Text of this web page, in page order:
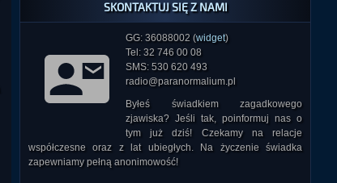
SKONTAKTUJ SIĘ Z NAMI
GG: 36088002 (widget)
Tel: 32 746 00 08
SMS: 530 620 493
radio@paranormalium.pl
Byłeś świadkiem zagadkowego
zjawiska? Jeśli tak, poinformuj nas o
tym już dziś! Czekamy na relacje
współczesne oraz z lat ubiegłych. Na życzenie świadka
zapewniamy pełną anonimowość!